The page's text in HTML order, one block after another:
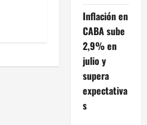
Inflación en
CABA sube
2,9% en
julio y
supera
expectativa
s